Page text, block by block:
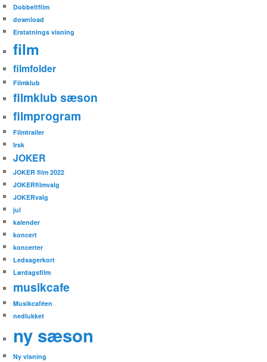
Dobbeltfilm
download
Erstatnings visning
film
filmfolder
Filmklub
filmklub sæson
filmprogram
Filmtrailer
Irsk
JOKER
JOKER film 2022
JOKERfilmvalg
JOKERvalg
jul
kalender
koncert
koncerter
Ledsagerkort
Lørdagsfilm
musikcafe
Musikcaféen
nedlukket
ny sæson
Ny visning